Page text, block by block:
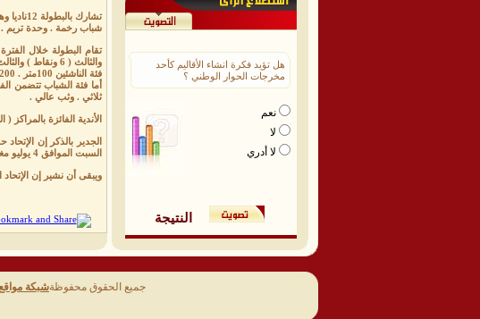
تشارك بالبطولة 12ناديا وهي :.
شباب رخمة . وحدة تريم . هلال فوة . العروبة . 22مايو بحجة . شباب الجيل .
والثالث ( 6 ونقاط ) والثالث حتى المركز الثامن نقطة واحدة . في فعاليات البطولة وهي: .
فئة الناشئين 100متر . 200متر . 400متر . 800متر . 1500متر . 3000متر . تتابع متنوعة . رمي الرمح . دفع الجلة . قذف القرص . وثب طويل . وثب ثلاثي . وثب عالي .
ثلاثي . وثب عالي .
الأندية الفائزة
السبت الموافق 4 يوليو مغادرة الأندية المشاركة وحدد الإتحاد يوم 10يونيو 2026م آخر موعد إرسال كشوفات اللاعبين من جميع الأندية..
ويبقى أن نشير إن الإتحاد
هل تؤيد فكرة انشاء الأقاليم كأحد
مخرجات الحوار الوطني ؟
نعم
لا
لا أدري
النتيجة
جميع الحقوق محفوظةشبكة مواقع